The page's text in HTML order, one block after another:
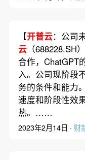
【开普云：公司
云（688228.SH
合作，ChatGPT
入。公司现阶段
务的条件和能力
速度和阶段性效
热。……
2023年2月14日 · 财